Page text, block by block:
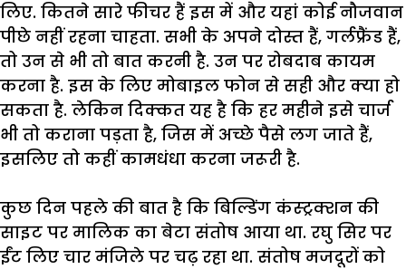
लिए. कितने सारे फीचर हैं इस में और यहां कोई नौजवान
पीछे नहीं रहना चाहता. सभी के अपने दोस्त हैं, गर्लफ्रैंड हैं,
तो उन से भी तो बात करनी है. उन पर रोबदाब कायम
करना है. इस के लिए मोबाइल फोन से सही और क्या हो
सकता है. लेकिन दिक्कत यह है कि हर महीने इसे चार्ज
भी तो कराना पड़ता है, जिस में अच्छे पैसे लग जाते हैं,
इसलिए तो कहीं कामधंधा करना जरूरी है.
कुछ दिन पहले की बात है कि बिल्डिंग कंस्ट्रक्शन की
साइट पर मालिक का बेटा संतोष आया था. रघु सिर पर
ईंट लिए चार मंजिले पर चढ़ रहा था. संतोष मजदूरों को